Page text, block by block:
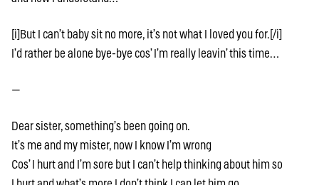
[i]But I can’t baby sit no more, it’s not what I loved you for.[/i]
I’d rather be alone bye-bye cos’ I’m really leavin’ this time…
—
Dear sister, something’s been going on.
It’s me and my mister, now I know I’m wrong
Cos’ I hurt and I’m sore but I can’t help thinking about him so